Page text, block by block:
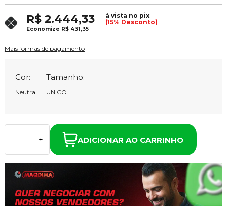
R$ 2.444,33
à vista no pix
(15% Desconto)
Economize R$ 431,35
Mais formas de pagamento
Cor:
Neutra
Tamanho:
UNICO
- + ADICIONAR AO CARRINHO